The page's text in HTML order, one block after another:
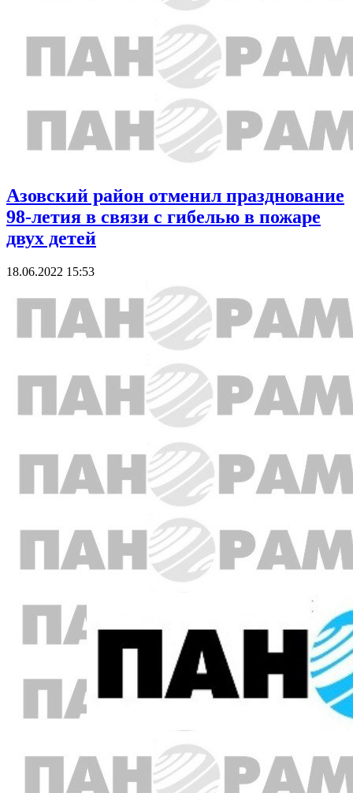
Азовский район отменил празднование
98-летия в связи с гибелью в пожаре
двух детей
18.06.2022 15:53